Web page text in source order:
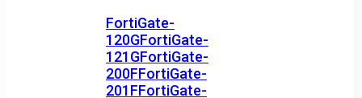
FortiGate-
120GFortiGate-
121GFortiGate-
200FFortiGate-
201FFortiGate-